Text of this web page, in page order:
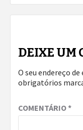
DEIXE UM
O seu endereço
obrigatórios
COMENTÁRIO*